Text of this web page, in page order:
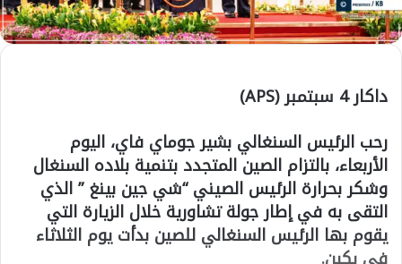
داكار 4 سبتمبر (APS)
رحب الرئيس السنغالي بشير جوماي فاي، اليوم
الأربعاء، بالتزام الصين المتجدد بتنمية بلاده السنغال
وشكر بحرارة الرئيس الصيني “شي جين بينغ ” الذي
التقى به في إطار جولة تشاورية خلال الزيارة التي
يقوم بها الرئيس السنغالي للصين بدأت يوم الثلاثاء